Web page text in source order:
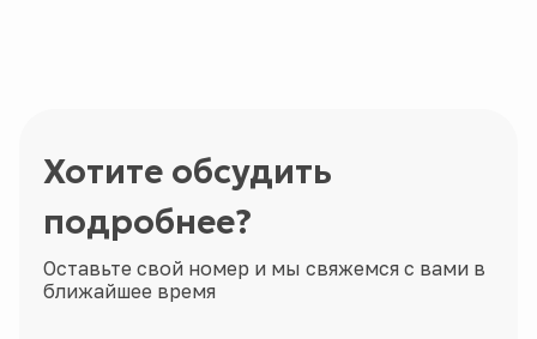
Хотите обсудить
подробнее?
Оставьте свой номер и мы свяжемся с вами в
ближайшее время